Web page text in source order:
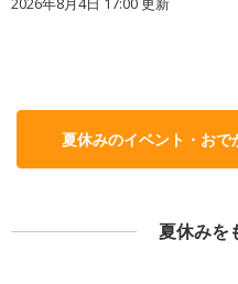
夏休みのイベント・お
夏休みを